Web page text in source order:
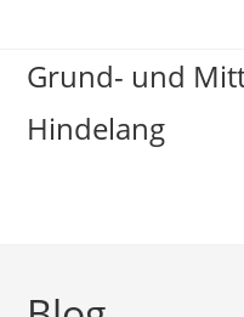
springen
Grund- und
Hindelang